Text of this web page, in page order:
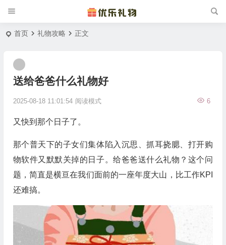
首页 礼物攻略 正文
送给爸爸什么礼物好
2025-08-18 11:01:54 6
阅读模式
又快到那个日子了。
那个普天下的子女们集体陷入沉思、抓耳挠腮、打开购
物软件又默默关掉的日子。给爸爸送什么礼物？这个问
题，简直是横亘在我们面前的一座年度大山，比工作KPI
还难搞。